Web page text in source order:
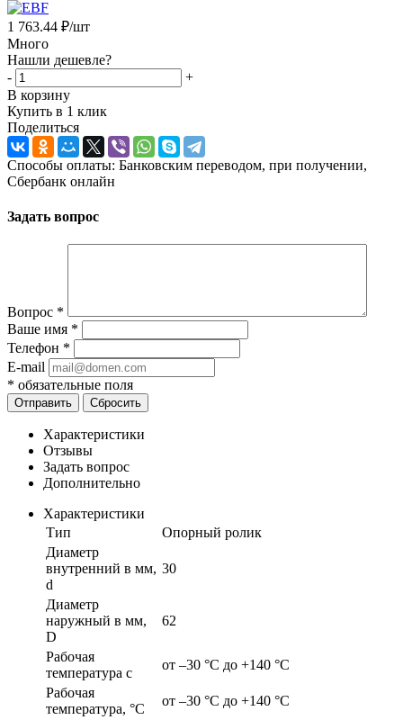
1 763.44 ₽/шт
Много
Нашли дешевле?
-
+
В корзину
Купить в 1 клик
Поделиться
Способы оплаты: Банковским переводом, при получении,
Сбербанк онлайн
Задать вопрос
Вопрос *
Ваше имя *
Телефон *
E-mail
* обязательные поля
Отправить Сбросить
Характеристики
Отзывы
Задать вопрос
Дополнительно
Характеристики
Тип
Опорный ролик
Диаметр
внутренний в мм,
d
30
Диаметр
наружный в мм,
D
62
Рабочая
температура с
от –30 °C до +140 °C
Рабочая
температура, °С
от –30 °C до +140 °C